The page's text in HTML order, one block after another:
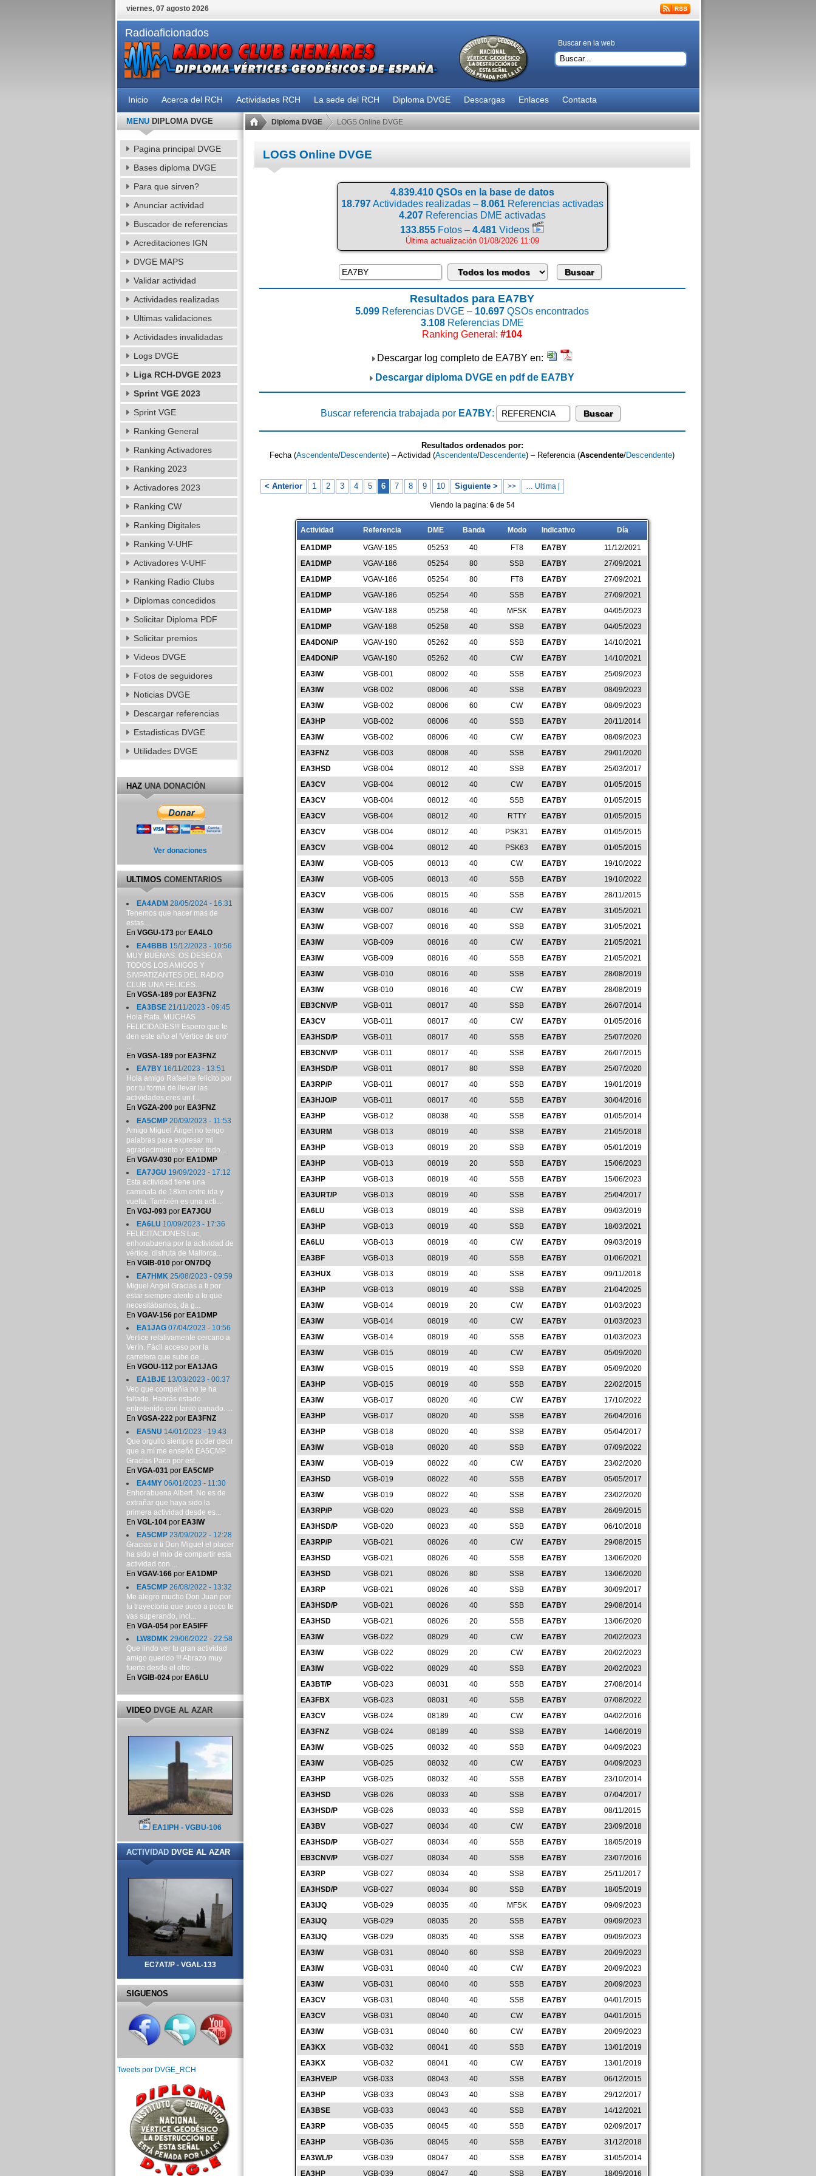
viernes, 07 agosto 2026
Radioaficionados
Buscar en la web
Inicio Acerca del RCH Actividades RCH La sede del RCH Diploma DVGE Descargas Enlaces Contacta
Diploma DVGE LOGS Online DVGE
LOGS Online DVGE
4.839.410 QSOs en la base de datos
18.797Actividades realizadas – 8.061Referencias activadas
4.207Referencias DME activadas
133.855 Fotos – 4.481 Videos
Última actualización 01/08/2026 11:09
Resultados para EA7BY
5.099 Referencias DVGE – 10.697 QSOs encontrados
3.108Referencias DME
Ranking General: #104
Descargar log completo de EA7BY en:
Descargar diploma DVGE en pdf de EA7BY
Buscar referencia trabajada por EA7BY:
Resultados ordenados por:
Fecha (Ascendente/Descendente) – Actividad (Ascendente/Descendente) – Referencia (Ascendente/Descendente)
< Anterior 1 2 3 4 5 6 7 8 9 10 Siguiente > >> … Ultima |
Viendo la pagina: 6de 54
Actividad Referencia DME Banda Modo Indicativo Día
EA1DMP VGAV-185 05253 40 FT8 EA7BY
11/12/2021
EA1DMP
VGAV-186 05254 80 SSB EA7BY
27/09/2021
EA1DMP
VGAV-186 05254 80 FT8 EA7BY
27/09/2021
EA1DMP
VGAV-186 05254 40 SSB EA7BY
27/09/2021
EA1DMP
VGAV-188 05258 40 MFSK EA7BY
04/05/2023
EA1DMP
VGAV-188 05258 40 SSB EA7BY
04/05/2023
EA4DON/P
VGAV-190 05262 40 SSB EA7BY
14/10/2021
EA4DON/P
VGAV-190 05262 40 CW EA7BY
14/10/2021
EA3IW
VGB-001 08002 40 SSB EA7BY
25/09/2023
EA3IW
VGB-002 08006 40 SSB EA7BY
08/09/2023
EA3IW
VGB-002 08006 60 CW EA7BY
08/09/2023
EA3HP
VGB-002 08006 40 SSB EA7BY
20/11/2014
EA3IW
VGB-002 08006 40 CW EA7BY
08/09/2023
EA3FNZ
VGB-003 08008 40 SSB EA7BY
29/01/2020
EA3HSD
VGB-004 08012 40 SSB EA7BY
25/03/2017
EA3CV
VGB-004 08012 40 CW EA7BY
01/05/2015
EA3CV
VGB-004 08012 40 SSB EA7BY
01/05/2015
EA3CV
VGB-004 08012 40 RTTY EA7BY
01/05/2015
EA3CV
VGB-004 08012 40 PSK31 EA7BY
01/05/2015
EA3CV
VGB-004 08012 40 PSK63 EA7BY
01/05/2015
EA3IW
VGB-005 08013 40 CW EA7BY
19/10/2022
EA3IW
VGB-005 08013 40 SSB EA7BY
19/10/2022
EA3CV
VGB-006 08015 40 SSB EA7BY
28/11/2015
EA3IW
VGB-007 08016 40 CW EA7BY
31/05/2021
EA3IW
VGB-007 08016 40 SSB EA7BY
31/05/2021
EA3IW
VGB-009 08016 40 CW EA7BY
21/05/2021
EA3IW
VGB-009 08016 40 SSB EA7BY
21/05/2021
EA3IW
VGB-010 08016 40 SSB EA7BY
28/08/2019
EA3IW
VGB-010 08016 40 CW EA7BY
28/08/2019
EB3CNV/P
VGB-011 08017 40 SSB EA7BY
26/07/2014
EA3CV
VGB-011 08017 40 CW EA7BY
01/05/2016
EA3HSD/P
VGB-011 08017 40 SSB EA7BY
25/07/2020
EB3CNV/P
VGB-011 08017 40 SSB EA7BY
26/07/2015
EA3HSD/P
VGB-011 08017 80 SSB EA7BY
25/07/2020
EA3RP/P
VGB-011 08017 40 SSB EA7BY
19/01/2019
EA3HJO/P
VGB-011 08017 40 SSB EA7BY
30/04/2016
EA3HP
VGB-012 08038 40 SSB EA7BY
01/05/2014
EA3URM
VGB-013 08019 40 SSB EA7BY
21/05/2018
EA3HP
VGB-013 08019 20 SSB EA7BY
05/01/2019
EA3HP
VGB-013 08019 20 SSB EA7BY
15/06/2023
EA3HP
VGB-013 08019 40 SSB EA7BY
15/06/2023
EA3URT/P
VGB-013 08019 40 SSB EA7BY
25/04/2017
EA6LU
VGB-013 08019 40 SSB EA7BY
09/03/2019
EA3HP
VGB-013 08019 40 SSB EA7BY
18/03/2021
EA6LU
VGB-013 08019 40 CW EA7BY
09/03/2019
EA3BF
VGB-013 08019 40 SSB EA7BY
01/06/2021
EA3HUX
VGB-013 08019 40 SSB EA7BY
09/11/2018
EA3HP
VGB-013 08019 40 SSB EA7BY
21/04/2025
EA3IW
VGB-014 08019 20 CW EA7BY
01/03/2023
EA3IW
VGB-014 08019 40 CW EA7BY
01/03/2023
EA3IW
VGB-014 08019 40 SSB EA7BY
01/03/2023
EA3IW
VGB-015 08019 40 CW EA7BY
05/09/2020
EA3IW
VGB-015 08019 40 SSB EA7BY
05/09/2020
EA3HP
VGB-015 08019 40 SSB EA7BY
22/02/2015
EA3IW
VGB-017 08020 40 CW EA7BY
17/10/2022
EA3HP
VGB-017 08020 40 SSB EA7BY
26/04/2016
EA3HP
VGB-018 08020 40 SSB EA7BY
05/04/2017
EA3IW
VGB-018 08020 40 SSB EA7BY
07/09/2022
EA3IW
VGB-019 08022 40 CW EA7BY
23/02/2020
EA3HSD
VGB-019 08022 40 SSB EA7BY
05/05/2017
EA3IW
VGB-019 08022 40 SSB EA7BY
23/02/2020
EA3RP/P
VGB-020 08023 40 SSB EA7BY
26/09/2015
EA3HSD/P
VGB-020 08023 40 SSB EA7BY
06/10/2018
EA3RP/P
VGB-021 08026 40 CW EA7BY
29/08/2015
EA3HSD
VGB-021 08026 40 SSB EA7BY
13/06/2020
EA3HSD
VGB-021 08026 80 SSB EA7BY
13/06/2020
EA3RP
VGB-021 08026 40 SSB EA7BY
30/09/2017
EA3HSD/P
VGB-021 08026 40 SSB EA7BY
29/08/2014
EA3HSD
VGB-021 08026 20 SSB EA7BY
13/06/2020
EA3IW
VGB-022 08029 40 CW EA7BY
20/02/2023
EA3IW
VGB-022 08029 20 CW EA7BY
20/02/2023
EA3IW
VGB-022 08029 40 SSB EA7BY
20/02/2023
EA3BT/P
VGB-023 08031 40 SSB EA7BY
27/08/2014
EA3FBX
VGB-023 08031 40 SSB EA7BY
07/08/2022
EA3CV
VGB-024 08189 40 CW EA7BY
04/02/2016
EA3FNZ
VGB-024 08189 40 SSB EA7BY
14/06/2019
EA3IW
VGB-025 08032 40 SSB EA7BY
04/09/2023
EA3IW
VGB-025 08032 40 CW EA7BY
04/09/2023
EA3HP
VGB-025 08032 40 SSB EA7BY
23/10/2014
EA3HSD
VGB-026 08033 40 SSB EA7BY
07/04/2017
EA3HSD/P
VGB-026 08033 40 SSB EA7BY
08/11/2015
EA3BV
VGB-027 08034 40 CW EA7BY
23/09/2018
EA3HSD/P
VGB-027 08034 40 SSB EA7BY
18/05/2019
EB3CNV/P
VGB-027 08034 40 SSB EA7BY
23/07/2016
EA3RP
VGB-027 08034 40 SSB EA7BY
25/11/2017
EA3HSD/P
VGB-027 08034 80 SSB EA7BY
18/05/2019
EA3IJQ
VGB-029 08035 40 MFSK EA7BY
09/09/2023
EA3IJQ
VGB-029 08035 20 SSB EA7BY
09/09/2023
EA3IJQ
VGB-029 08035 40 SSB EA7BY
09/09/2023
EA3IW
VGB-031 08040 60 SSB EA7BY
20/09/2023
EA3IW
VGB-031 08040 40 CW EA7BY
20/09/2023
EA3IW
VGB-031 08040 40 SSB EA7BY
20/09/2023
EA3CV
VGB-031 08040 40 SSB EA7BY
04/01/2015
EA3CV
VGB-031 08040 40 CW EA7BY
04/01/2015
EA3IW
VGB-031 08040 60 CW EA7BY
20/09/2023
EA3KX
VGB-032 08041 40 SSB EA7BY
13/01/2019
EA3KX
VGB-032 08041 40 CW EA7BY
13/01/2019
EA3HVE/P
VGB-033 08043 40 SSB EA7BY
06/12/2015
EA3HP
VGB-033 08043 40 SSB EA7BY
29/12/2017
EA3BSE
VGB-033 08043 40 SSB EA7BY
14/12/2021
EA3RP
VGB-035 08045 40 SSB EA7BY
02/09/2017
EA3HP
VGB-036 08045 40 SSB EA7BY
31/12/2018
EA3WL/P
VGB-039 08047 40 SSB EA7BY
31/05/2014
EA3HP
VGB-039 08047 40 SSB EA7BY 18/09/2016
MENUDIPLOMA DVGE
Pagina principal DVGE
Bases diploma DVGE
Para que sirven?
Anunciar actividad
Buscador de referencias
Acreditaciones IGN
DVGE MAPS
Validar actividad
Actividades realizadas
Ultimas validaciones
Actividades invalidadas
Logs DVGE
Liga RCH-DVGE 2023
Sprint VGE 2023
Sprint VGE
Ranking General
Ranking Activadores
Ranking 2023
Activadores 2023
Ranking CW
Ranking Digitales
Ranking V-UHF
Activadores V-UHF
Ranking Radio Clubs
Diplomas concedidos
Solicitar Diploma PDF
Solicitar premios
Videos DVGE
Fotos de seguidores
Noticias DVGE
Descargar referencias
Estadisticas DVGE
Utilidades DVGE
HAZUNA DONACIÓN
Ver donaciones
ULTIMOSCOMENTARIOS
EA4ADM 28/05/2024 - 16:31
Tenemos que hacer mas de
estas....
En VGGU-173por EA4LO
EA4BBB 15/12/2023 - 10:56
MUY BUENAS. OS DESEO A
TODOS LOS AMIGOS Y
SIMPATIZANTES DEL RADIO
CLUB UNA FELICES...
En VGSA-189por EA3FNZ
EA3BSE21/11/2023 - 09:45
Hola Rafa. MUCHAS
FELICIDADES!!! Espero que te
den este año el 'Vértice de oro'
...
En VGSA-189por EA3FNZ
EA7BY16/11/2023 - 13:51
Hola amigo Rafael:te felicito por
por tu forma de llevar las
actividades,eres un f...
En VGZA-200por EA3FNZ
EA5CMP20/09/2023 - 11:53
Amigo Miguel Ángel no tengo
palabras para expresar mi
agradecimiento y sobre todo...
En VGAV-030por EA1DMP
EA7JGU 19/09/2023 - 17:12
Esta actividad tiene una
caminata de 18km entre ida y
vuelta. También es una acti...
En VGJ-093por EA7JGU
EA6LU 10/09/2023 - 17:36
FELICITACIONES Luc,
enhorabuena por la actividad de
vértice, disfruta de Mallorca...
En VGIB-010por ON7DQ
EA7HMK 25/08/2023 - 09:59
Miguel Angel Gracias a ti por
estar siempre atento a lo que
necesitábamos, da g...
En VGAV-156por EA1DMP
EA1JAG07/04/2023 - 10:56
Vertice relativamente cercano a
Verín. Fácil acceso por la
carretera que sube de...
En VGOU-112por EA1JAG
EA1BJE13/03/2023 - 00:37
Veo que compañía no te ha
faltado. Habrás estado
entretenido con tanto ganado. ...
En VGSA-222por EA3FNZ
EA5NU 14/01/2023 - 19:43
Que orgullo siempre poder decir
que a mí me enseñó EA5CMP.
Gracias Paco por est...
En VGA-031 por EA5CMP
EA4MY06/01/2023 - 11:30
Enhorabuena Albert. No es de
extrañar que haya sido la
primera actividad desde es...
En VGL-104por EA3IW
EA5CMP23/09/2022 - 12:28
Gracias a ti Don Miguel el placer
ha sido el mío de compartir esta
actividad con ...
En VGAV-166por EA1DMP
EA5CMP26/08/2022 - 13:32
Me alegro mucho Don Juan por
tu trayectoria que poco a poco te
vas superando, incl...
En VGA-054por EA5IFF
LW8DMK29/06/2022 - 22:58
Que lindo ver tu gran actividad
amigo querido !!! Abrazo muy
fuerte desde el otro...
En VGIB-024por EA6LU
VIDEODVGE AL AZAR
EA1IPH - VGBU-106
ACTIVIDADDVGE AL AZAR
EC7AT/P - VGAL-133
SIGUENOS
Tweets por DVGE_RCH